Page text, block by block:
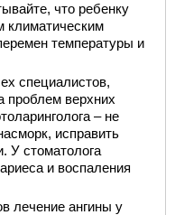
что ребенку
климатическим
температуры и
специалистов,
проблем верхних
– не
исправить
У стоматолога
и воспаления
лечение ангины у